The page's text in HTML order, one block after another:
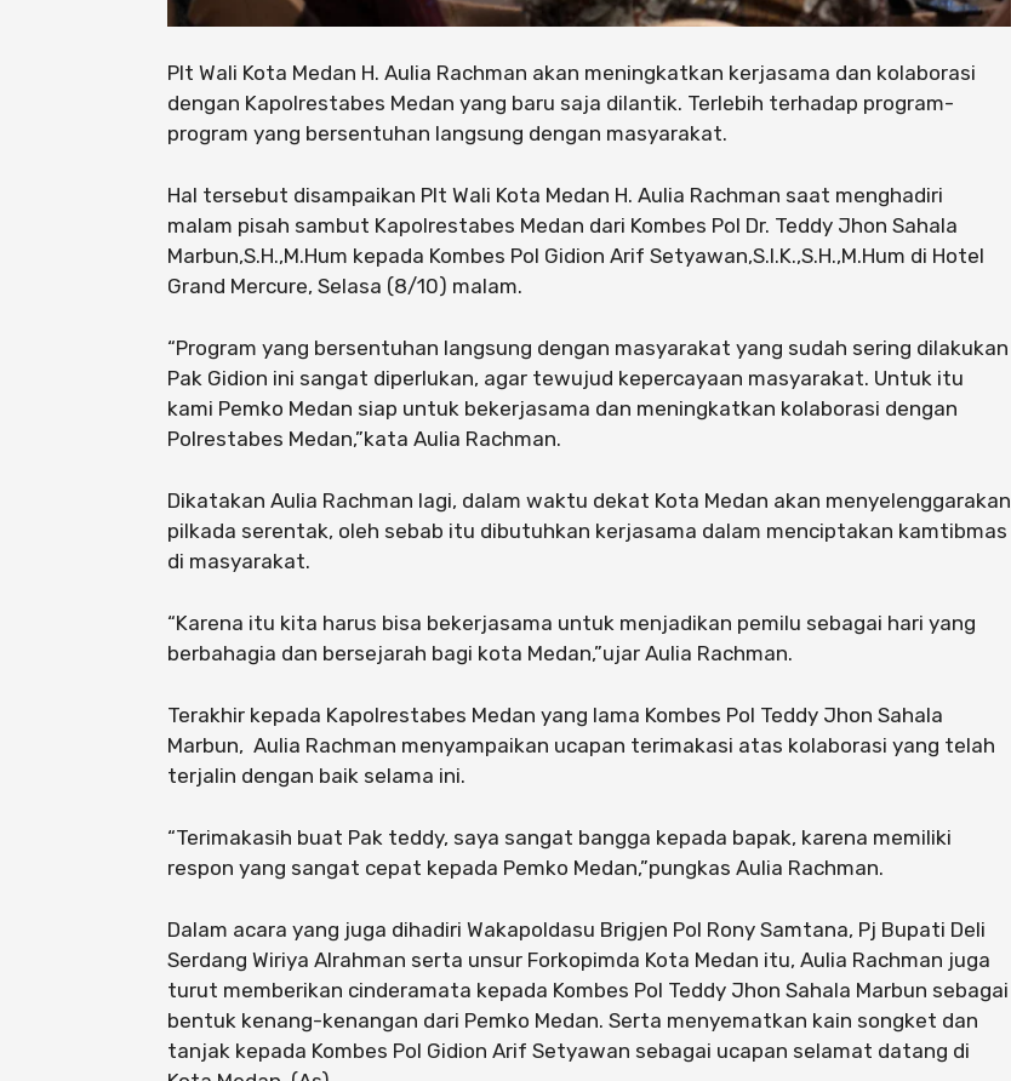
Plt Wali Kota Medan H. Aulia Rachman akan meningkatkan kerjasama dan kolaborasi
dengan Kapolrestabes Medan yang baru saja dilantik. Terlebih terhadap program-
program yang bersentuhan langsung dengan masyarakat.
Hal tersebut disampaikan Plt Wali Kota Medan H. Aulia Rachman saat menghadiri
malam pisah sambut Kapolrestabes Medan dari Kombes Pol Dr. Teddy Jhon Sahala
Marbun,S.H.,M.Hum kepada Kombes Pol Gidion Arif Setyawan,S.I.K.,S.H.,M.Hum di Hotel
Grand Mercure, Selasa (8/10) malam.
“Program yang bersentuhan langsung dengan masyarakat yang sudah sering dilakukan
Pak Gidion ini sangat diperlukan, agar tewujud kepercayaan masyarakat. Untuk itu
kami Pemko Medan siap untuk bekerjasama dan meningkatkan kolaborasi dengan
Polrestabes Medan,”kata Aulia Rachman.
Dikatakan Aulia Rachman lagi, dalam waktu dekat Kota Medan akan menyelenggarakan
pilkada serentak, oleh sebab itu dibutuhkan kerjasama dalam menciptakan kamtibmas
di masyarakat.
“Karena itu kita harus bisa bekerjasama untuk menjadikan pemilu sebagai hari yang
berbahagia dan bersejarah bagi kota Medan,”ujar Aulia Rachman.
Terakhir kepada Kapolrestabes Medan yang lama Kombes Pol Teddy Jhon Sahala
Marbun, Aulia Rachman menyampaikan ucapan terimakasi atas kolaborasi yang telah
terjalin dengan baik selama ini.
“Terimakasih buat Pak teddy, saya sangat bangga kepada bapak, karena memiliki
respon yang sangat cepat kepada Pemko Medan,”pungkas Aulia Rachman.
Dalam acara yang juga dihadiri Wakapoldasu Brigjen Pol Rony Samtana, Pj Bupati Deli
Serdang Wiriya Alrahman serta unsur Forkopimda Kota Medan itu, Aulia Rachman juga
turut memberikan cinderamata kepada Kombes Pol Teddy Jhon Sahala Marbun sebagai
bentuk kenang-kenangan dari Pemko Medan. Serta menyematkan kain songket dan
tanjak kepada Kombes Pol Gidion Arif Setyawan sebagai ucapan selamat datang di